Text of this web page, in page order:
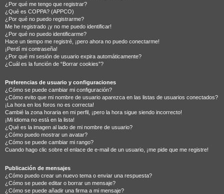
¿Por qué me tengo que registrar?
¿Qué es COPPA? (APPCO)
¿Por qué no puedo registrarme?
Me he registrado ¡y no me puedo identificar!
¿Por qué no puedo identificarme?
Hace un tiempo me registré, ¡pero ahora no puedo conectarme!
¡Perdí mi contraseña!
¿Por qué mi sesión de usuario expira automáticamente?
¿Cuál es la función de “Borrar cookies”?
Preferencias de usuario y configuraciones
¿Cómo se puede cambiar mi configuración?
¿Cómo evito que mi nombre de usuario aparezca en las listas de usuarios conectados?
¡La hora en los foros no es correcta!
Cambié la zona horaria en mi perfil, ¡pero la hora sigue siendo incorrecto!
¡Mi idioma no está en la lista!
¿Qué es la imagen al lado de mi nombre de usuario?
¿Cómo puedo mostrar un avatar?
¿Cómo se puede cambiar mi rango?
Cuando hago clic sobre el enlace de e-mail de un usuario, ¡me pide que me registre!
Publicación de mensajes
¿Cómo puedo crear un nuevo tema o enviar una respuesta?
¿Cómo se puede editar o borrar un mensaje?
¿Cómo se puede añadir una firma a mi mensaje?